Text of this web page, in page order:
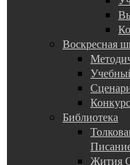
Воскресная
Библиотека
Жития